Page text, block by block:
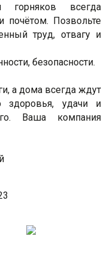
всегда
почётом. Позвольте
труд, отвагу и
безопасности.
а дома всегда ждут
здоровья, удачи и
Ваша компания